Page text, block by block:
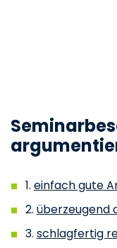
1. einfach gute
2. überzeugend
3. schlagfertig